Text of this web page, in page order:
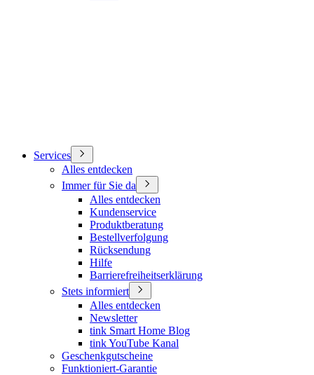
Services
Alles entdecken
Immer für Sie da
Alles entdecken
Kundenservice
Produktberatung
Bestellverfolgung
Rücksendung
Hilfe
Barrierefreiheitserklärung
Stets informiert
Alles entdecken
Newsletter
tink Smart Home Blog
tink YouTube Kanal
Geschenkgutscheine
Funktioniert-Garantie